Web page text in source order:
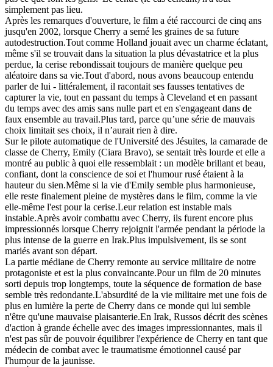
simplement pas lieu.
Après les remarques d'ouverture, le film a été raccourci de cinq ans
jusqu'en 2002, lorsque Cherry a semé les graines de sa future
autodestruction.Tout comme Holland jouait avec un charme éclatant,
même s'il se trouvait dans la situation la plus dévastatrice et la plus
perdue, la cerise rebondissait toujours de manière quelque peu
aléatoire dans sa vie.Tout d'abord, nous avons beaucoup entendu
parler de lui - littéralement, il racontait ses fausses tentatives de
capturer la vie, tout en passant du temps à Cleveland et en passant
du temps avec des amis sans nulle part et en s'engageant dans de
faux ensemble au travail.Plus tard, parce qu’une série de mauvais
choix limitait ses choix, il n’aurait rien à dire.
Sur le pilote automatique de l'Université des Jésuites, la camarade de
classe de Cherry, Emily (Ciara Bravo), se sentait très lourde et elle a
montré au public à quoi elle ressemblait : un modèle brillant et beau,
confiant, dont la conscience de soi et l'humour rusé étaient à la
hauteur du sien.Même si la vie d'Emily semble plus harmonieuse,
elle reste finalement pleine de mystères dans le film, comme la vie
elle-même l'est pour la cerise.Leur relation est instable mais
instable.Après avoir combattu avec Cherry, ils furent encore plus
impressionnés lorsque Cherry rejoignit l'armée pendant la période la
plus intense de la guerre en Irak.Plus impulsivement, ils se sont
mariés avant son départ.
La partie médiane de Cherry remonte au service militaire de notre
protagoniste et est la plus convaincante.Pour un film de 20 minutes
sorti depuis trop longtemps, toute la séquence de formation de base
semble très redondante.L'absurdité de la vie militaire met une fois de
plus en lumière la perte de Cherry dans ce monde qui lui semble
n'être qu'une mauvaise plaisanterie.En Irak, Russos décrit des scènes
d'action à grande échelle avec des images impressionnantes, mais il
n'est pas sûr de pouvoir équilibrer l'expérience de Cherry en tant que
médecin de combat avec le traumatisme émotionnel causé par
l'humour de la jaunisse.